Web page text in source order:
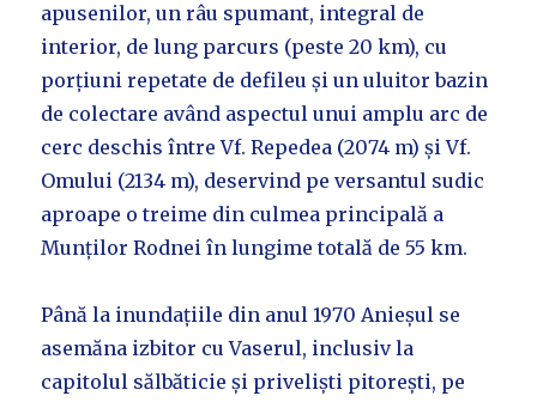
apusenilor, un râu spumant, integral de
interior, de lung parcurs (peste 20 km), cu
porțiuni repetate de defileu și un uluitor bazin
de colectare având aspectul unui amplu arc de
cerc deschis între Vf. Repedea (2074 m) și Vf.
Omului (2134 m), deservind pe versantul sudic
aproape o treime din culmea principală a
Munților Rodnei în lungime totală de 55 km.
Până la inundațiile din anul 1970 Anieșul se
asemăna izbitor cu Vaserul, inclusiv la
capitolul sălbăticie și priveliști pitorești, pe